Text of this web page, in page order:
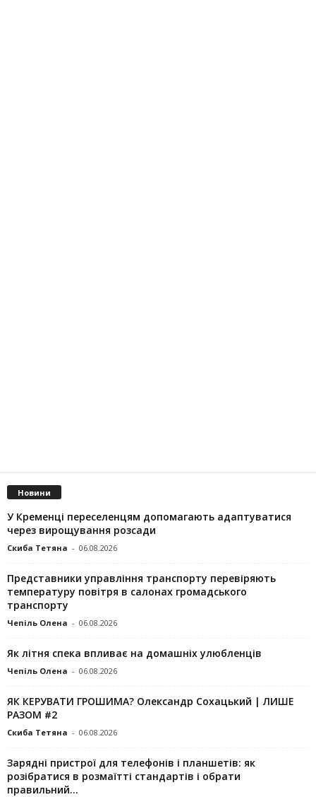
Новини
У Кременці переселенцям допомагають адаптуватися
через вирощування розсади
Скиба Тетяна - 06.08.2026
Представники управління транспорту перевіряють
температуру повітря в салонах громадського
транспорту
Чепіль Олена - 06.08.2026
Як літня спека впливає на домашніх улюбленців
Чепіль Олена - 06.08.2026
ЯК КЕРУВАТИ ГРОШИМА? Олександр Сохацький | ЛИШЕ
РАЗОМ #2
Скиба Тетяна - 06.08.2026
Зарядні пристрої для телефонів і планшетів: як
розібратися в розмаїтті стандартів і обрати
правильний...